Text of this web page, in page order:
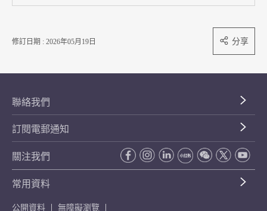
修訂日期 : 2026年05月19日 分享
聯絡我們
訂閱電郵通知
關注我們
常用資料
公開資料 無障礙瀏覽